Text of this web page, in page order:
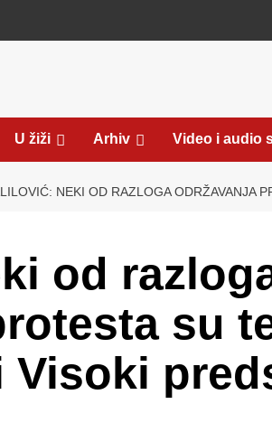
U žiži Arhiv Video i audio
NEKI OD RAZLOGA ODRŽAVANJA
od
su
Visoki